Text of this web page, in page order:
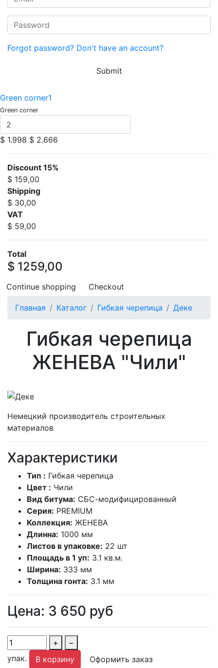
Forgot password? Don't have an account?
Submit
Green corner1
Green corner
$ 1.998 $ 2.666
Discount 15%
$ 159,00
Shipping
$ 30,00
VAT
$ 59,00
Total
$ 1259,00
Continue shopping Checkout
Главная Каталог Гибкая черепица Деке
Гибкая черепица
ЖЕНЕВА "Чили"
Немецкий производитель строительных
материалов
Характеристики
Тип : Гибкая черепица
Цвет : Чили
Вид битума: СБС-модифицированный
Серия: PREMIUM
Коллекция: ЖЕНЕВА
Длинна: 1000 мм
Листов в упаковке: 22 шт
Площадь в 1 уп: 3.1 кв.м.
Ширина: 333 мм
Толщина гонта: 3.1 мм
Цена: 3 650 руб
+
−
упак.
В корзину Оформить заказ